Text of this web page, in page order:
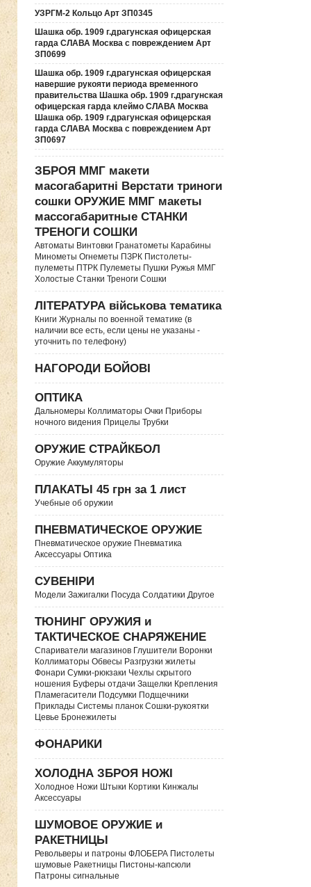
УЗРГМ-2 Кольцо Арт ЗП0345
Шашка обр. 1909 г.драгунская офицерская
гарда СЛАВА Москва с повреждением Арт
ЗП0699
Шашка обр. 1909 г.драгунская офицерская
навершие рукояти периода временного
правительства Шашка обр. 1909 г.драгунская
офицерская гарда клеймо СЛАВА Москва
Шашка обр. 1909 г.драгунская офицерская
гарда СЛАВА Москва с повреждением Арт
ЗП0697
ЗБРОЯ ММГ макети
масогабаритні Верстати триноги
сошки ОРУЖИЕ ММГ макеты
массогабаритные СТАНКИ
ТРЕНОГИ СОШКИ
Автоматы Винтовки Гранатометы Карабины
Минометы Огнеметы ПЗРК Пистолеты-
пулеметы ПТРК Пулеметы Пушки Ружья ММГ
Холостые Станки Треноги Сошки
ЛІТЕРАТУРА військова тематика
Книги Журналы по военной тематике (в
наличии все есть, если цены не указаны -
уточнить по телефону)
НАГОРОДИ БОЙОВІ
ОПТИКА
Дальномеры Коллиматоры Очки Приборы
ночного видения Прицелы Трубки
ОРУЖИЕ СТРАЙКБОЛ
Оружие Аккумуляторы
ПЛАКАТЫ 45 грн за 1 лист
Учебные об оружии
ПНЕВМАТИЧЕСКОЕ ОРУЖИЕ
Пневматическое оружие Пневматика
Аксессуары Оптика
СУВЕНІРИ
Модели Зажигалки Посуда Солдатики Другое
ТЮНИНГ ОРУЖИЯ и
ТАКТИЧЕСКОЕ СНАРЯЖЕНИЕ
Спариватели магазинов Глушители Воронки
Коллиматоры Обвесы Разгрузки жилеты
Фонари Сумки-рюкзаки Чехлы скрытого
ношения Буферы отдачи Защелки Крепления
Пламегасители Подсумки Подщечники
Приклады Системы планок Сошки-рукоятки
Цевье Бронежилеты
ФОНАРИКИ
ХОЛОДНА ЗБРОЯ НОЖІ
Холодное Ножи Штыки Кортики Кинжалы
Аксессуары
ШУМОВОЕ ОРУЖИЕ и
РАКЕТНИЦЫ
Револьверы и патроны ФЛОБЕРА Пистолеты
шумовые Ракетницы Пистоны-капсюли
Патроны сигнальные